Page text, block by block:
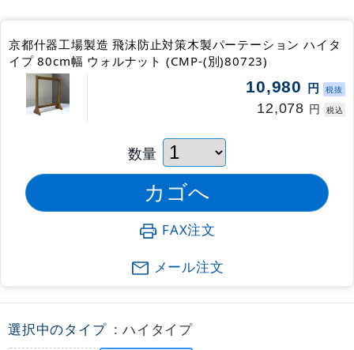
京都什器工場製造 飛沫防止対策木製パーテーション ハイタ
イプ 80cm幅 ウォルナット (CMP-(別)80723)
10,980 円 税抜
12,078 円 税込
数量
FAX注文
メール注文
選択中のタイプ : ハイタイプ